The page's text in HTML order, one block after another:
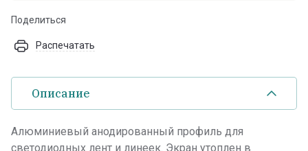
Поделиться
Распечатать
Описание
Алюминиевый анодированный профиль для
светодиодных лент и линеек. Экран утоплен в